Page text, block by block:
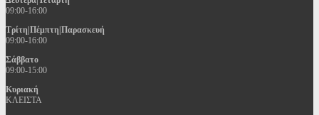
09:00-16:00
Τρίτη|Πέμπτη|Παρασκευή
09:00-16:00
Σάββατο
09:00-15:00
Κυριακή
ΚΛΕΙΣΤΑ